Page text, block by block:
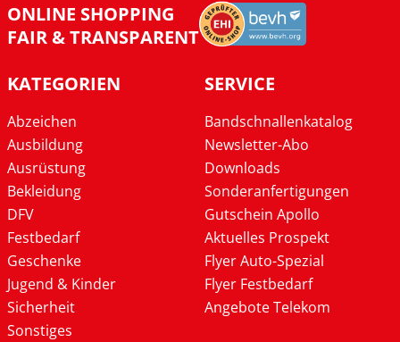
ONLINE SHOPPING
FAIR & TRANSPARENT
KATEGORIEN
Abzeichen
Ausbildung
Ausrüstung
Bekleidung
DFV
Festbedarf
Geschenke
Jugend & Kinder
Sicherheit
Sonstiges
SERVICE
Bandschnallenkatalog
Newsletter-Abo
Downloads
Sonderanfertigungen
Gutschein Apollo
Aktuelles Prospekt
Flyer Auto-Spezial
Flyer Festbedarf
Angebote Telekom